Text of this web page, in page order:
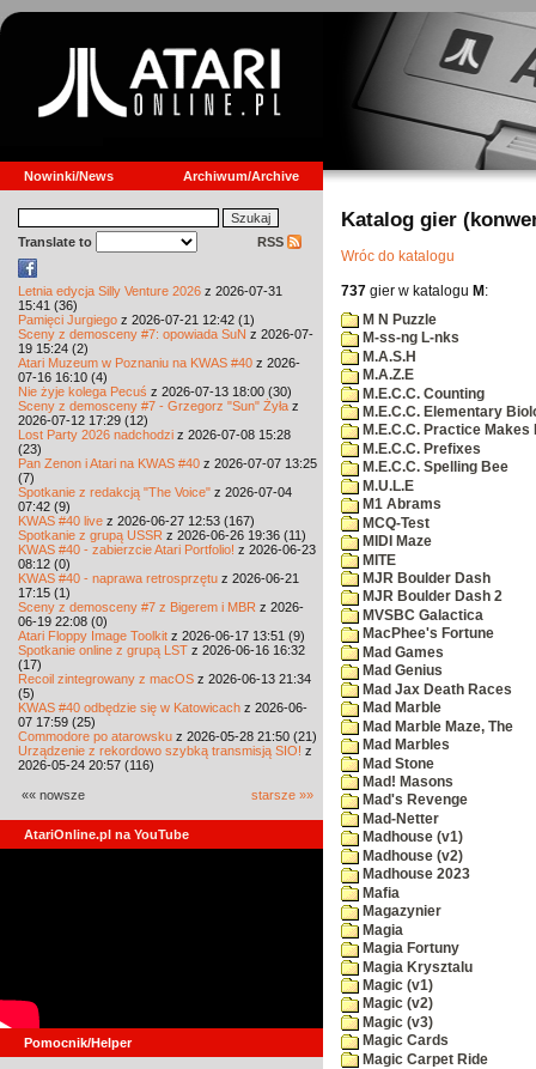
Nowinki/News Archiwum/Archive
Translate to RSS
Letnia edycja Silly Venture 2026 z 2026-07-31
15:41 (36)
Pamięci Jurgiego z 2026-07-21 12:42 (1)
Sceny z demosceny #7: opowiada SuN z 2026-07-
19 15:24 (2)
Atari Muzeum w Poznaniu na KWAS #40 z 2026-
07-16 16:10 (4)
Nie żyje kolega Pecuś z 2026-07-13 18:00 (30)
Sceny z demosceny #7 - Grzegorz "Sun" Żyła z
2026-07-12 17:29 (12)
Lost Party 2026 nadchodzi z 2026-07-08 15:28
(23)
Pan Zenon i Atari na KWAS #40 z 2026-07-07 13:25
(7)
Spotkanie z redakcją "The Voice" z 2026-07-04
07:42 (9)
KWAS #40 live z 2026-06-27 12:53 (167)
Spotkanie z grupą USSR z 2026-06-26 19:36 (11)
KWAS #40 - zabierzcie Atari Portfolio! z 2026-06-23
08:12 (0)
KWAS #40 - naprawa retrosprzętu z 2026-06-21
17:15 (1)
Sceny z demosceny #7 z Bigerem i MBR z 2026-
06-19 22:08 (0)
Atari Floppy Image Toolkit z 2026-06-17 13:51 (9)
Spotkanie online z grupą LST z 2026-06-16 16:32
(17)
Recoil zintegrowany z macOS z 2026-06-13 21:34
(5)
KWAS #40 odbędzie się w Katowicach z 2026-06-
07 17:59 (25)
Commodore po atarowsku z 2026-05-28 21:50 (21)
Urządzenie z rekordowo szybką transmisją SIO! z
2026-05-24 20:57 (116)
«« nowsze starsze »»
AtariOnline.pl na YouTube
Pomocnik/Helper
Katalog gier
Wróc do katalogu
737 gier w katalogu M :
M N Puzzle
M-ss-ng L-nks
M.A.S.H
M.A.Z.E
M.E.C.C. Counting
M.E.C.C. Elementary
M.E.C.C. Practice Makes
M.E.C.C. Prefixes
M.E.C.C. Spelling Bee
M.U.L.E
M1 Abrams
MCQ-Test
MIDI Maze
MITE
MJR Boulder Dash
MJR Boulder Dash 2
MVSBC Galactica
MacPhee's Fortune
Mad Games
Mad Genius
Mad Jax Death Races
Mad Marble
Mad Marble Maze, The
Mad Marbles
Mad Stone
Mad! Masons
Mad's Revenge
Mad-Netter
Madhouse (v1)
Madhouse (v2)
Madhouse 2023
Mafia
Magazynier
Magia
Magia Fortuny
Magia Krysztalu
Magic (v1)
Magic (v2)
Magic (v3)
Magic Cards
Magic Carpet Ride